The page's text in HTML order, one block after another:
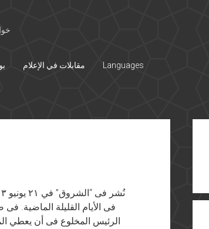
مقابلات في الإعلام Languages
فى الأيام القليلة الماضية.
الرئيس المخلوع فى أن يعطي